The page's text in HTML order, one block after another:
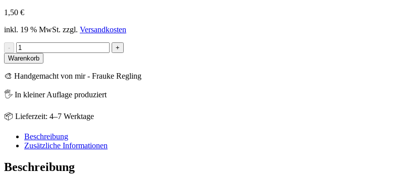
1,50 €
inkl. 19 % MwSt. zzgl. Versandkosten
-
Möwe
Menge
+
Warenkorb
🎨 Handgemacht von mir - Frauke Regling
🖐️ In kleiner Auflage produziert
📦 Lieferzeit: 4–7 Werktage
Beschreibung
Zusätzliche Informationen
Beschreibung